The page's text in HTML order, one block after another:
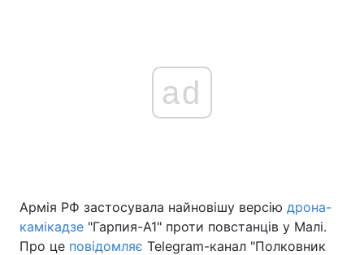
ad
Армія РФ застосувала найновішу версію дрона-
камікадзе "Гарпия-А1" проти повстанців у Малі.
Про це повідомляє Telegram-канал "Полковник